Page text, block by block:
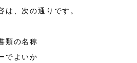
は、次の通りです。
類の名称
でよいか